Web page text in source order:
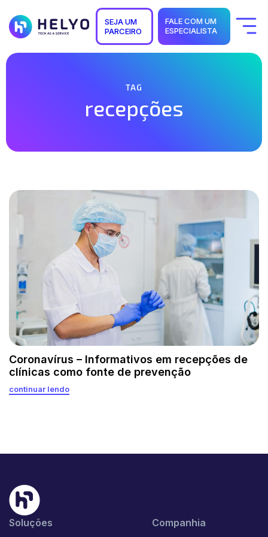
SEJA UM
PARCEIRO
FALE COM UM
ESPECIALISTA
Quem Somos
TAG
recepções
Coronavírus – Informativos em recepções de
clínicas como fonte de prevenção
continuar lendo
Soluções Companhia